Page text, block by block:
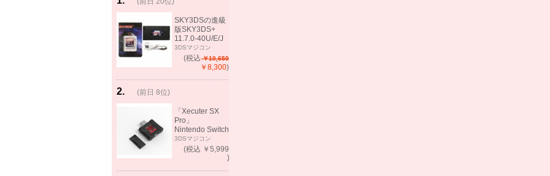
rank
SKY3DSの進級
版SKY3DS+
11.7.0-40U/E/J
で起動可能
(MHX、FEifサポ
3DSマジコン
(税込￥10,650
￥8,300)
2.
rank
(前日 8位)
「Xecuter SX
Pro」
Nintendo Switch
バックアップゲ
ーム起動可能
3DSマジコン
(税込 ￥5,999
)